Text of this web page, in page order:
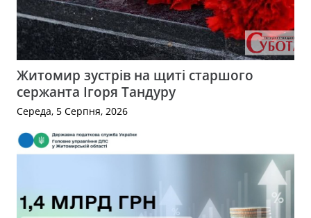
Житомир зустрів на щиті старшого
сержанта Ігоря Тандуру
Середа, 5 Серпня, 2026